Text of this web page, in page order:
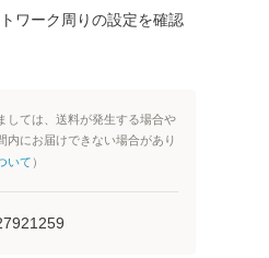
ワーク周りの設定を確認
しては、送料が発生する場合や
内にお届けできない場合があり
いて ）